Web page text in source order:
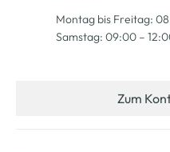
Montag bis Freitag:
Samstag: 09:00 –
Zum